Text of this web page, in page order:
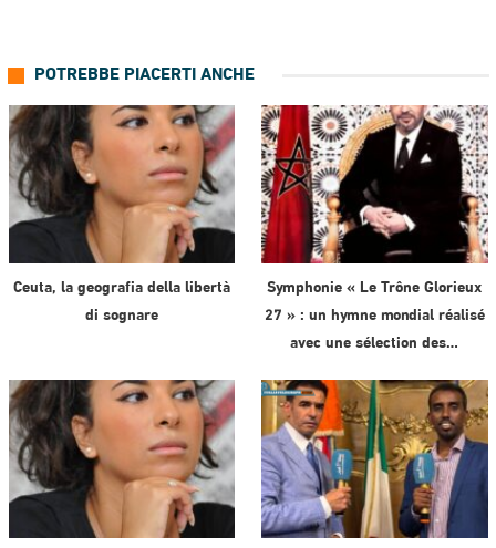
POTREBBE PIACERTI ANCHE
Ceuta, la geografia della libertà
di sognare
Symphonie « Le Trône Glorieux
27 » : un hymne mondial réalisé
avec une sélection des…